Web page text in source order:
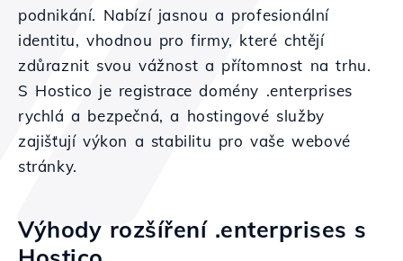
podnikání. Nabízí jasnou a profesionální
identitu, vhodnou pro firmy, které chtějí
zdůraznit svou vážnost a přítomnost na trhu.
S Hostico je registrace domény .enterprises
rychlá a bezpečná, a hostingové služby
zajišťují výkon a stabilitu pro vaše webové
stránky.
Výhody rozšíření .enterprises s